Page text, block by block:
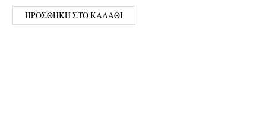
ΠΡΟΣΘΉΚΗ ΣΤΟ ΚΑΛΆΘΙ